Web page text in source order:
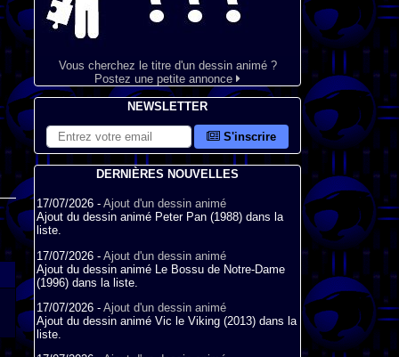
Vous cherchez le titre d'un dessin animé ?
Postez une petite annonce
NEWSLETTER
S'inscrire
DERNIÈRES NOUVELLES
17/07/2026 - Ajout d'un dessin animé
Ajout du dessin animé Peter Pan (1988) dans la
liste.
17/07/2026 - Ajout d'un dessin animé
Ajout du dessin animé Le Bossu de Notre-Dame
(1996) dans la liste.
17/07/2026 - Ajout d'un dessin animé
Ajout du dessin animé Vic le Viking (2013) dans la
liste.